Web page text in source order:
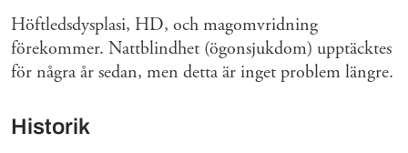
Höftledsdysplasi, HD, och magomvridning
förekommer. Nattblindhet (ögonsjukdom) upptäcktes
för några år sedan, men detta är inget problem längre.
Historik